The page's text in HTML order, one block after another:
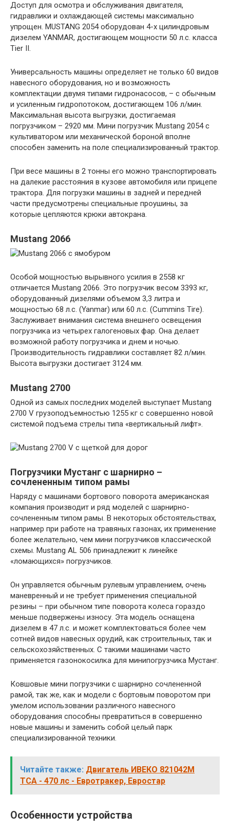
Доступ для осмотра и обслуживания двигателя,
гидравлики и охлаждающей системы максимально
упрощен. MUSTANG 2054 оборудован 4-х цилиндровым
дизелем YANMAR, достигающем мощности 50 л.с. класса
Tier II.
Универсальность машины определяет не только 60 видов
навесного оборудования, но и возможность
комплектации двумя типами гидронасосов, – с обычным
и усиленным гидропотоком, достигающем 106 л/мин.
Максимальная высота выгрузки, достигаемая
погрузчиком – 2920 мм. Мини погрузчик Mustang 2054 с
культиватором или механической бороной вполне
способен заменить на поле специализированный трактор.
При весе машины в 2 тонны его можно транспортировать
на далекие расстояния в кузове автомобиля или прицепе
трактора. Для погрузки машины в задней и передней
части предусмотрены специальные проушины, за
которые цепляются крюки автокрана.
Mustang 2066
Особой мощностью вырывного усилия в 2558 кг
отличается Mustang 2066. Это погрузчик весом 3393 кг,
оборудованный дизелями объемом 3,3 литра и
мощностью 68 л.с. (Yanmar) или 60 л.с. (Cummins Tire).
Заслуживает внимания система внешнего освещения
погрузчика из четырех галогеновых фар. Она делает
возможной работу погрузчика и днем и ночью.
Производительность гидравлики составляет 82 л/мин.
Высота выгрузки достигает 3124 мм.
Mustang 2700
Одной из самых последних моделей выступает Mustang
2700 V грузоподъемностью 1255 кг с совершенно новой
системой подъема стрелы типа «вертикальный лифт».
Погрузчики Мустанг с шарнирно –
сочлененным типом рамы
Наряду с машинами бортового поворота американская
компания производит и ряд моделей с шарнирно-
сочлененным типом рамы. В некоторых обстоятельствах,
например при работе на травяных газонах, их применение
более желательно, чем мини погрузчиков классической
схемы. Mustang AL 506 принадлежит к линейке
«ломающихся» погрузчиков.
Он управляется обычным рулевым управлением, очень
маневренный и не требует применения специальной
резины – при обычном типе поворота колеса гораздо
меньше подвержены износу. Эта модель оснащена
дизелем в 47 л.с. и может комплектоваться более чем
сотней видов навесных орудий, как строительных, так и
сельскохозяйственных. С такими машинами часто
применяется газонокосилка для минипогрузчика Мустанг.
Ковшовые мини погрузчики с шарнирно сочлененной
рамой, так же, как и модели с бортовым поворотом при
умелом использовании различного навесного
оборудования способны превратиться в совершенно
новые машины и заменить собой целый парк
специализированной техники.
Читайте также: Двигатель ИВЕКО 821042M
TCA - 470 лс - Евротракер, Евростар
Особенности устройства